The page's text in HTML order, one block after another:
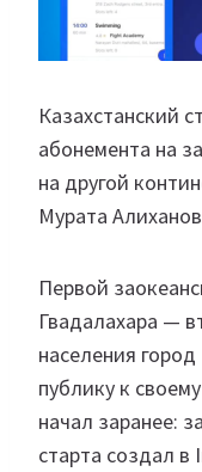
Казахстанский
абонемента на
на другой
Мурата
Первой
Гвадалахара —
населения
публику к
начал заранее:
старта создал в